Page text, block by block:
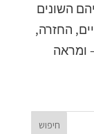
השונים
החזרה,
ומראה